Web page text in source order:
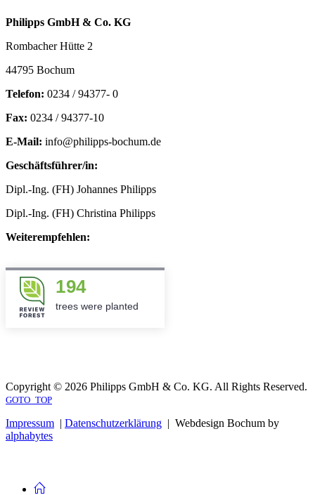
Philipps GmbH & Co. KG
Rombacher Hütte 2
44795 Bochum
Telefon: 0234 / 94377- 0
Fax: 0234 / 94377-10
E-Mail: info@philipps-bochum.de
Geschäftsführer/in:
Dipl.-Ing. (FH) Johannes Philipps
Dipl.-Ing. (FH) Christina Philipps
Weiterempfehlen:
194
trees were planted
Copyright © 2026 Philipps GmbH & Co. KG. All Rights Reserved.
GOTO_TOP
Impressum | Datenschutzerklärung | Webdesign Bochum by
alphabytes